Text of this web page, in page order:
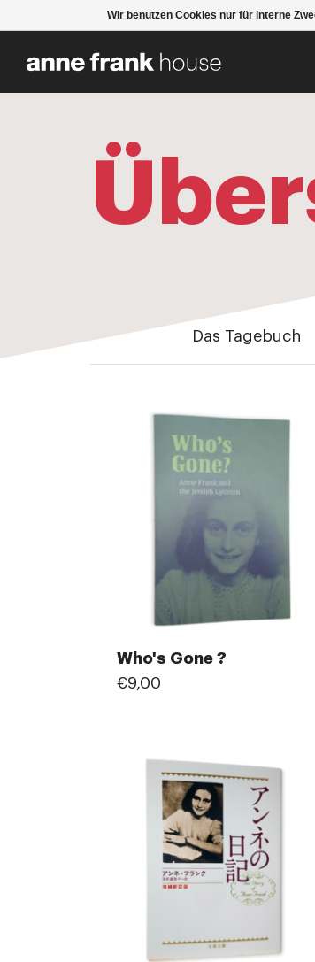
Das Tagebuch
Who's Gone ?
€9,00
Wir benutzen Cookies nur für interne